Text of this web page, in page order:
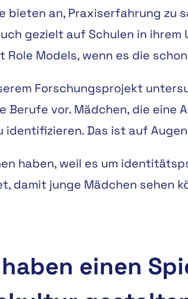
bieten an, Praxiserfahrung zu
gezielt auf Schulen in
Models, wenn es die
Forschungsprojekt
Berufe vor. Mädchen, die
Das ist auf
haben, weil es um
damit junge Mädchen sehen
einen